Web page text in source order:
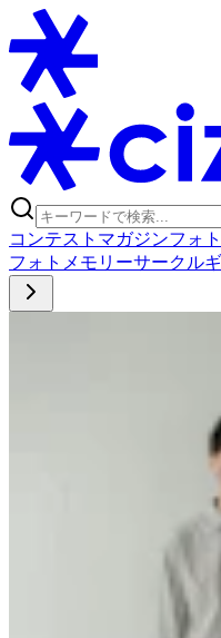
コンテスト マガジンフォ
フォト メモリーサークル